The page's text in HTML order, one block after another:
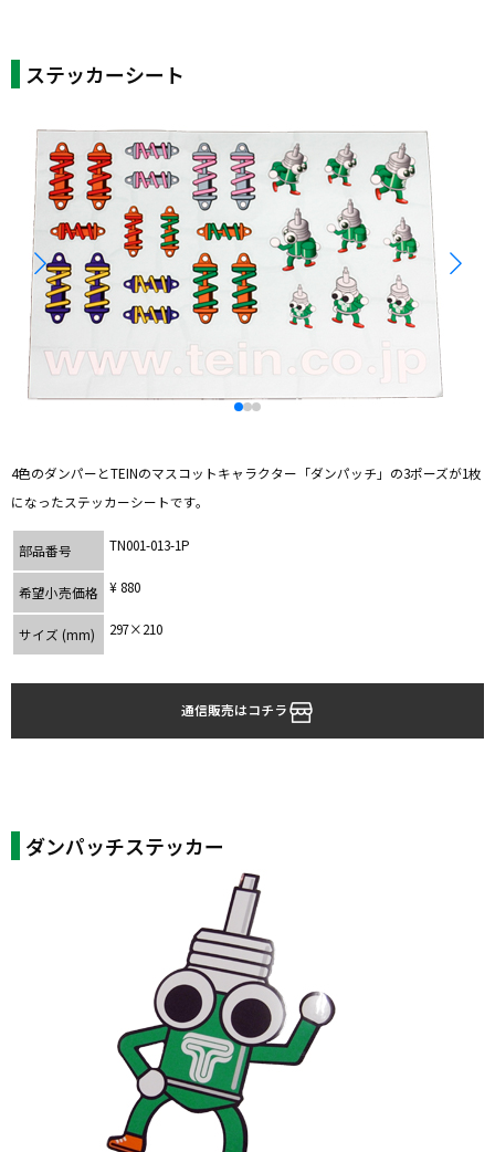
ステッカーシート
4色のダンパーとTEINのマスコットキャラクター「ダンパッチ」の3ポーズが1枚
になったステッカーシートです。
部品番号 TN001-013-1P
希望小売価格 ¥ 880
サイズ (mm) 297×210
通信販売はコチラ
ダンパッチステッカー